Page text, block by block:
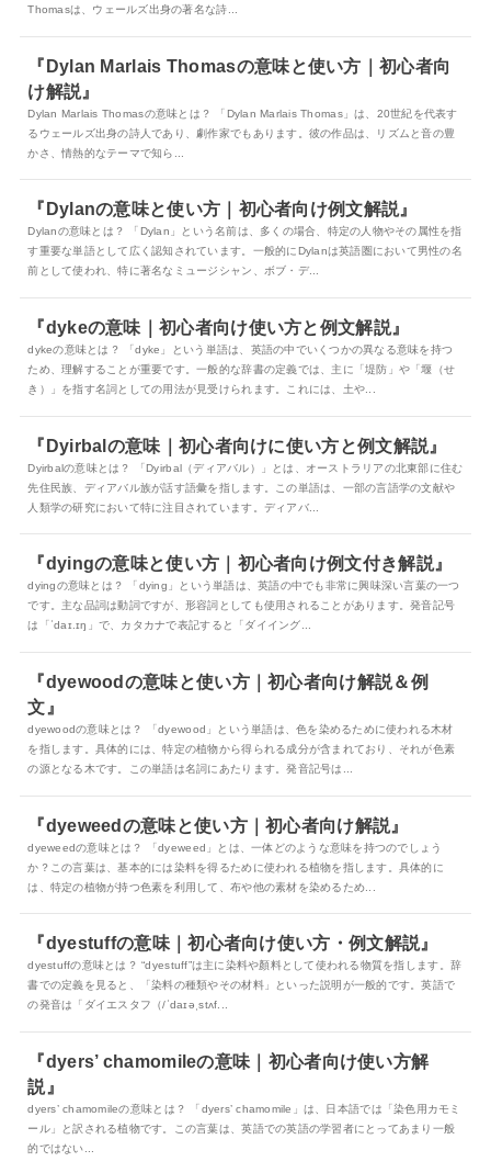
Thomasは、ウェールズ出身の著名な詩...
『Dylan Marlais Thomasの意味と使い方｜初心者向
け解説』
Dylan Marlais Thomasの意味とは？ 「Dylan Marlais Thomas」は、20世紀を代表す
るウェールズ出身の詩人であり、劇作家でもあります。彼の作品は、リズムと音の豊
かさ、情熱的なテーマで知ら...
『Dylanの意味と使い方｜初心者向け例文解説』
Dylanの意味とは？ 「Dylan」という名前は、多くの場合、特定の人物やその属性を指
す重要な単語として広く認知されています。一般的にDylanは英語圏において男性の名
前として使われ、特に著名なミュージシャン、ボブ・デ...
『dykeの意味｜初心者向け使い方と例文解説』
dykeの意味とは？ 「dyke」という単語は、英語の中でいくつかの異なる意味を持つ
ため、理解することが重要です。一般的な辞書の定義では、主に「堤防」や「堰（せ
き）」を指す名詞としての用法が見受けられます。これには、土や...
『Dyirbalの意味｜初心者向けに使い方と例文解説』
Dyirbalの意味とは？ 「Dyirbal（ディアバル）」とは、オーストラリアの北東部に住む
先住民族、ディアバル族が話す語彙を指します。この単語は、一部の言語学の文献や
人類学の研究において特に注目されています。ディアバ...
『dyingの意味と使い方｜初心者向け例文付き解説』
dyingの意味とは？ 「dying」という単語は、英語の中でも非常に興味深い言葉の一つ
です。主な品詞は動詞ですが、形容詞としても使用されることがあります。発音記号
は「ˈdaɪ.ɪŋ」で、カタカナで表記すると「ダイイング...
『dyewoodの意味と使い方｜初心者向け解説＆例
文』
dyewoodの意味とは？ 「dyewood」という単語は、色を染めるために使われる木材
を指します。具体的には、特定の植物から得られる成分が含まれており、それが色素
の源となる木です。この単語は名詞にあたります。発音記号は...
『dyeweedの意味と使い方｜初心者向け解説』
dyeweedの意味とは？ 「dyeweed」とは、一体どのような意味を持つのでしょう
か？この言葉は、基本的には染料を得るために使われる植物を指します。具体的に
は、特定の植物が持つ色素を利用して、布や他の素材を染めるため...
『dyestuffの意味｜初心者向け使い方・例文解説』
dyestuffの意味とは？ “dyestuff”は主に染料や顏料として使われる物質を指します。辞
書での定義を見ると、「染料の種類やその材料」といった説明が一般的です。英語で
の発音は「ダイエスタフ（/ˈdaɪəˌstʌf...
『dyers’ chamomileの意味｜初心者向け使い方解
説』
dyers’ chamomileの意味とは？ 「dyers’ chamomile」は、日本語では「染色用カモミ
ール」と訳される植物です。この言葉は、英語での英語の学習者にとってあまり一般
的ではない...